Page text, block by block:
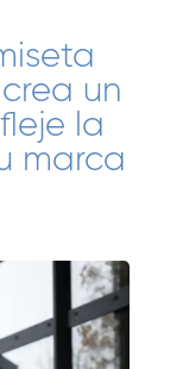
un
la
marca